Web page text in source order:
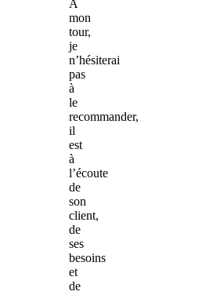
À
mon
tour,
je
n’hésiterai
pas
à
le
recommander,
il
est
à
l’écoute
de
son
client,
de
ses
besoins
et
de